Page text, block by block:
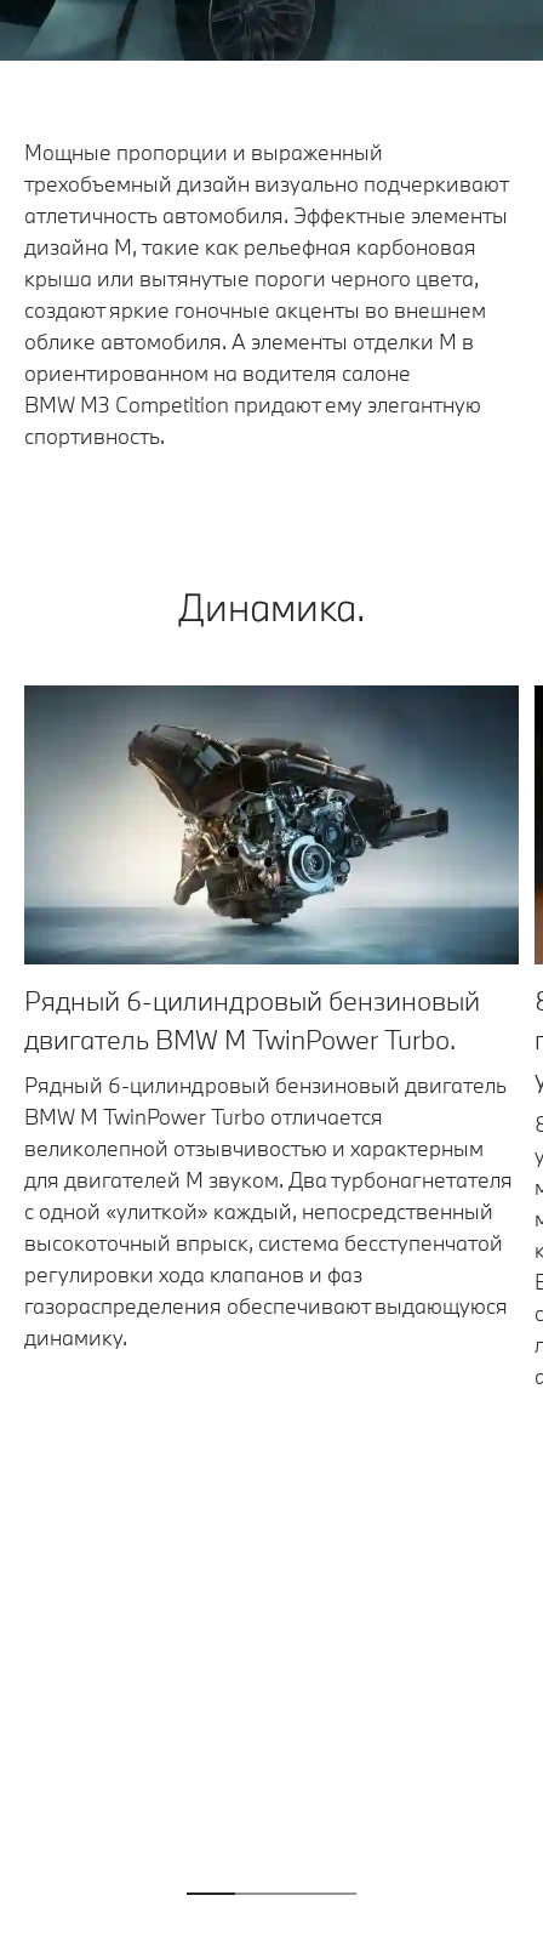
Мощные пропорции и выраженный
трехобъемный дизайн визуально подчеркивают
атлетичность автомобиля. Эффектные элементы
дизайна M, такие как рельефная карбоновая
крыша или вытянутые пороги черного цвета,
создают яркие гоночные акценты во внешнем
облике автомобиля. А элементы отделки M в
ориентированном на водителя салоне
BMW M3 Competition придают ему элегантную
спортивность.
Динамика.
Рядный 6-цилиндровый бензиновый
двигатель BMW М TwinPower Turbo.
Рядный 6-цилиндровый бензиновый двигатель
BMW M TwinPower Turbo отличается
великолепной отзывчивостью и характерным
для двигателей М звуком. Два турбонагнетателя
с одной «улиткой» каждый, непосредственный
высокоточный впрыск, система бесступенчатой
регулировки хода клапанов и фаз
газораспределения обеспечивают выдающуюся
динамику.